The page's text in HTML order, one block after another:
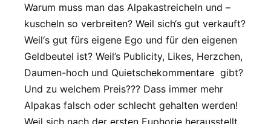
Warum muss man das Alpakastreicheln und –
kuscheln so verbreiten? Weil sich‘s gut verkauft?
Weil‘s gut fürs eigene Ego und für den eigenen
Geldbeutel ist? Weil’s Publicity, Likes, Herzchen,
Daumen-hoch und Quietschekommentare gibt?
Und zu welchem Preis??? Dass immer mehr
Alpakas falsch oder schlecht gehalten werden!